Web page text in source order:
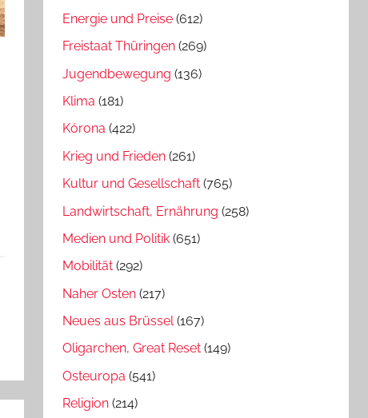
Energie und Preise (612)
Freistaat Thüringen (269)
Jugendbewegung (136)
Klima (181)
Kórona (422)
Krieg und Frieden (261)
Kultur und Gesellschaft (765)
Landwirtschaft, Ernährung (258)
Medien und Politik (651)
Mobilität (292)
Naher Osten (217)
Neues aus Brüssel(167)
Oligarchen, Great Reset (149)
Osteuropa (541)
Religion (214)